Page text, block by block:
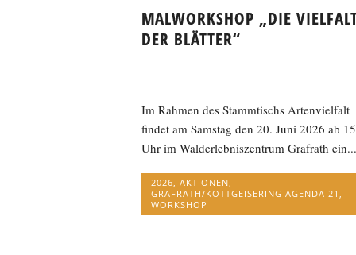
MALWORKSHOP „DIE
DER BLÄTTER“
Im Rahmen des Stammtischs Artenvielfalt
findet am Samstag den 20. Juni 2026 ab 15
Uhr im Walderlebniszentrum Grafrath ein...
2026, AKTIONEN,
GRAFRATH/KOTTGEISERING AGENDA 21 ,
WORKSHOP